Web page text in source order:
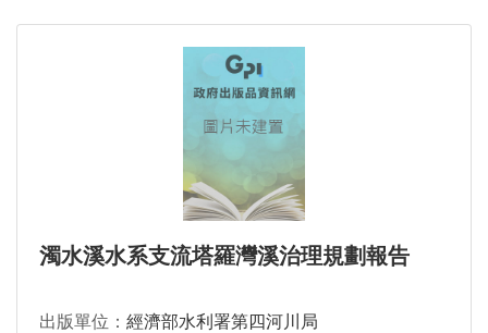
濁水溪水系支流塔羅灣溪治理規劃報告
出版單位： 經濟部水利署第四河川局